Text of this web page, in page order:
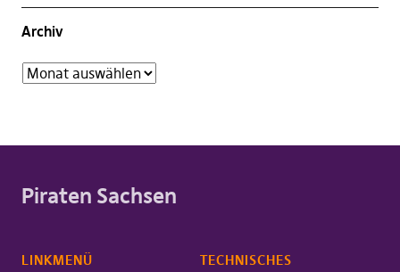
Archiv
Piraten Sachsen
LINKMENÜ TECHNISCHES